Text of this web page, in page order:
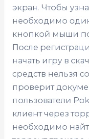
экран. Чтобы
необходимо
кнопкой мыши по
После
начать игру в
средств нельзя
проверит
пользователи
клиент через
необходимо